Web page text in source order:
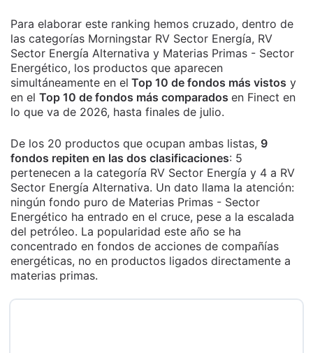
Para elaborar este ranking hemos cruzado, dentro de
las categorías Morningstar RV Sector Energía, RV
Sector Energía Alternativa y Materias Primas - Sector
Energético, los productos que aparecen
simultáneamente en el Top 10 de fondos más vistos y
en el Top 10 de fondos más comparados en Finect en
lo que va de 2026, hasta finales de julio.
De los 20 productos que ocupan ambas listas, 9
fondos repiten en las dos clasificaciones: 5
pertenecen a la categoría RV Sector Energía y 4 a RV
Sector Energía Alternativa. Un dato llama la atención:
ningún fondo puro de Materias Primas - Sector
Energético ha entrado en el cruce, pese a la escalada
del petróleo. La popularidad este año se ha
concentrado en fondos de acciones de compañías
energéticas, no en productos ligados directamente a
materias primas.